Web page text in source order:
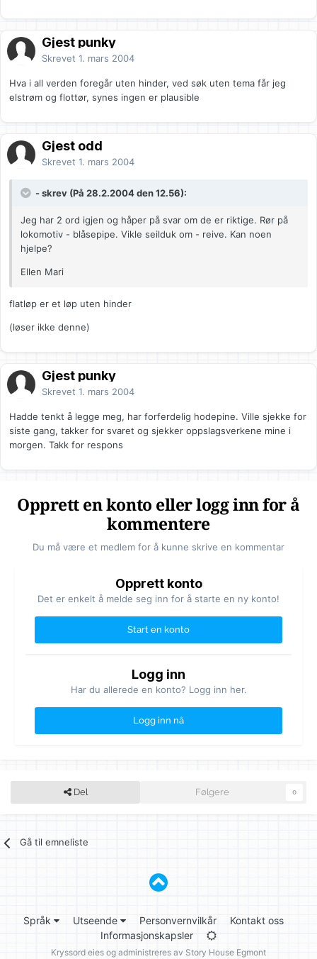
Gjest punky
Skrevet 1. mars 2004
Hva i all verden foregår uten hinder, ved søk uten tema får jeg
elstrøm og flottør, synes ingen er plausible
Gjest odd
Skrevet 1. mars 2004
- skrev (På 28.2.2004 den 12.56):
Jeg har 2 ord igjen og håper på svar om de er riktige. Rør på
lokomotiv - blåsepipe. Vikle seilduk om - reive. Kan noen
hjelpe?
Ellen Mari
flatløp er et løp uten hinder
(løser ikke denne)
Gjest punky
Skrevet 1. mars 2004
Hadde tenkt å legge meg, har forferdelig hodepine. Ville sjekke for
siste gang, takker for svaret og sjekker oppslagsverkene mine i
morgen. Takk for respons
Opprett en konto eller logg inn for å
kommentere
Du må være et medlem for å kunne skrive en kommentar
Opprett konto
Det er enkelt å melde seg inn for å starte en ny konto!
Start en konto
Logg inn
Har du allerede en konto? Logg inn her.
Logg inn nå
Del Følgere 0
Gå til emneliste
Språk Utseende Personvernvilkår
Kontakt oss
Informasjonskapsler
Kryssord eies og administreres av Story House Egmont